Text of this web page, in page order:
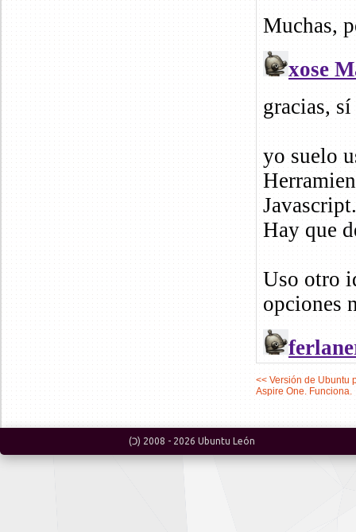
<< Versión de Ubuntu
Aspire One. Funciona.
(Ɔ) 2008 - 2026 Ubuntu León